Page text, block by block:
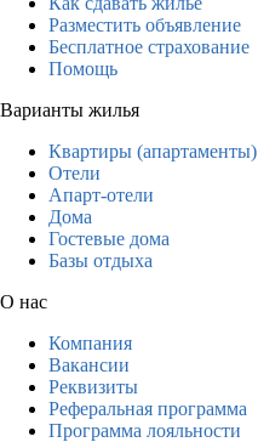
Разместить объявление
Бесплатное страхование
Помощь
Варианты жилья
Квартиры (апартаменты)
Отели
Апарт-отели
Дома
Гостевые дома
Базы отдыха
О нас
Компания
Вакансии
Реквизиты
Реферальная программа
Программа лояльности